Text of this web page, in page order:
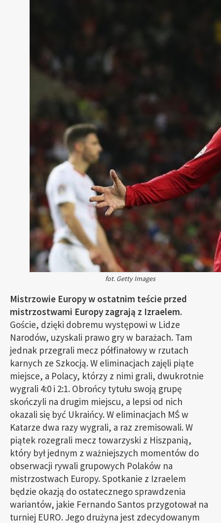
fot. Getty Images
Mistrzowie Europy w ostatnim teście przed
mistrzostwami Europy zagrają z Izraelem.
Goście, dzięki dobremu występowi w Lidze
Narodów, uzyskali prawo gry w barażach. Tam
jednak przegrali mecz półfinałowy w rzutach
karnych ze Szkocją. W eliminacjach zajęli piąte
miejsce, a Polacy, którzy z nimi grali, dwukrotnie
wygrali 4:0 i 2:1. Obrońcy tytułu swoją grupę
skończyli na drugim miejscu, a lepsi od nich
okazali się być Ukraińcy. W eliminacjach MŚ w
Katarze dwa razy wygrali, a raz zremisowali. W
piątek rozegrali mecz towarzyski z Hiszpanią,
który był jednym z ważniejszych momentów do
obserwacji rywali grupowych Polaków na
mistrzostwach Europy. Spotkanie z Izraelem
będzie okazją do ostatecznego sprawdzenia
wariantów, jakie Fernando Santos przygotował na
turniej EURO. Jego drużyna jest zdecydowanym